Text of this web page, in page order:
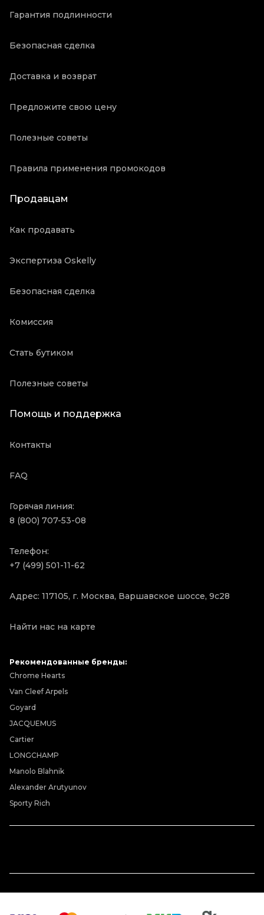
Гарантия подлинности
Безопасная сделка
Доставка и возврат
Предложите свою цену
Полезные советы
Правила применения промокодов
Продавцам
Как продавать
Экспертиза Oskelly
Безопасная сделка
Комиссия
Стать бутиком
Полезные советы
Помощь и поддержка
Контакты
FAQ
Горячая линия:
8 (800) 707-53-08
Телефон:
+7 (499) 501-11-62
Адрес: 117105, г. Москва, Варшавское шоссе, 9с28
Найти нас на карте
Рекомендованные бренды:
Chrome Hearts
Van Cleef Arpels
Goyard
JACQUEMUS
Cartier
LONGCHAMP
Manolo Blahnik
Alexander Arutyunov
Sporty Rich